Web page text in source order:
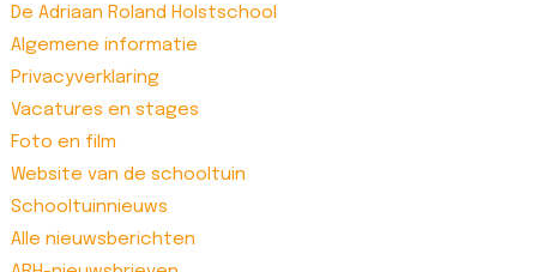
De Adriaan Roland Holstschool
Algemene informatie
Privacyverklaring
Vacatures en stages
Foto en film
Website van de schooltuin
Schooltuinnieuws
Alle nieuwsberichten